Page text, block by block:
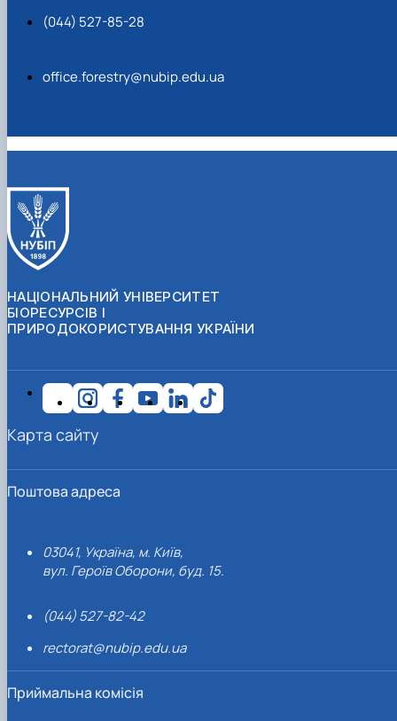
(044) 527-85-28
office.forestry@nubip.edu.ua
НАЦІОНАЛЬНИЙ УНІВЕРСИТЕТ
БІОРЕСУРСІВ І
ПРИРОДОКОРИСТУВАННЯ УКРАЇНИ
Поштова адреса
03041, Україна, м. Київ,
вул. Героїв Оборони, буд. 15.
(044) 527-82-42
rectorat@nubip.edu.ua
Приймальна комісія
Карта сайту